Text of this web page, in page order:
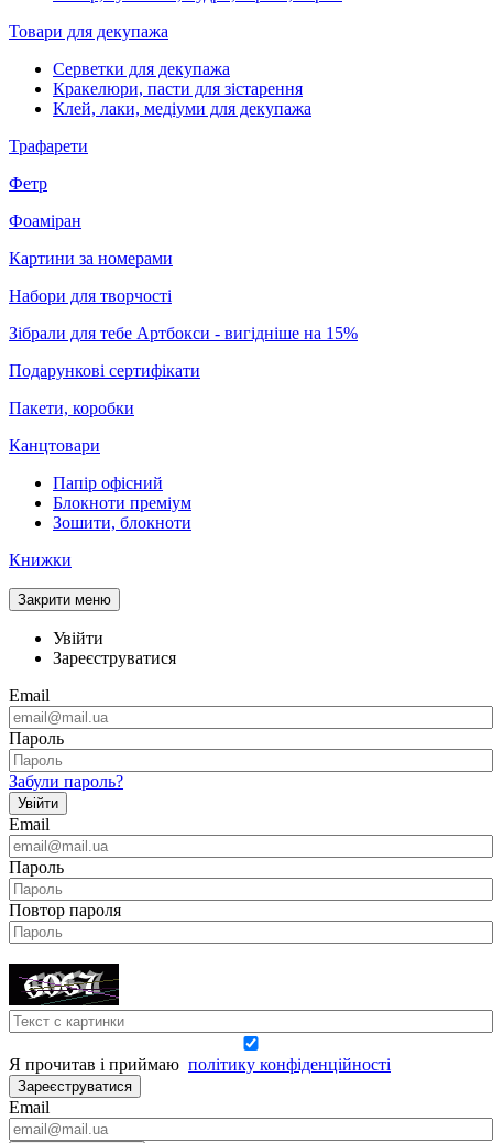
Товари для декупажа
Серветки для декупажа
Кракелюри, пасти для зістарення
Клей, лаки, медіуми для декупажа
Трафарети
Фетр
Фоаміран
Картини за номерами
Набори для творчості
Зібрали для тебе Артбокси - вигідніше на 15%
Подарункові сертифікати
Пакети, коробки
Канцтовари
Папір офісний
Блокноти преміум
Зошити, блокноти
Книжки
Закрити меню
Увійти
Зареєструватися
Email
Пароль
Забули пароль?
Увійти
Email
Пароль
Повтор пароля
Я прочитав і приймаю політику конфіденційності
Зареєструватися
Email